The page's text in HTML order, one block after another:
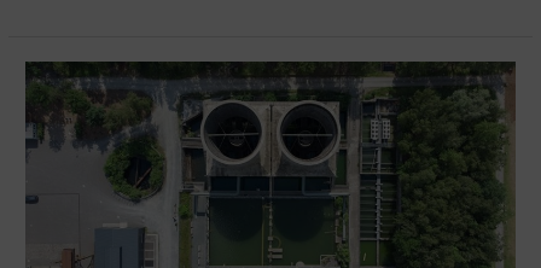
Research:
Even
treated
wastewater
affects
rivers